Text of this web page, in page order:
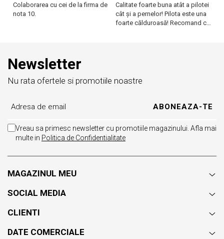
Colaborarea cu cei de la firma de
nota 10.
Calitate foarte buna atât a pilotei
cât și a pernelor! Pilota este una
foarte călduroasă! Recomand cu
Newsletter
Nu rata ofertele si promotiile noastre
Vreau sa primesc newsletter cu promotiile magazinului. Afla mai
multe in Politica de Confidentialitate
MAGAZINUL MEU
SOCIAL MEDIA
CLIENTI
DATE COMERCIALE